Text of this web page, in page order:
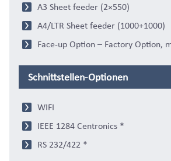
A3 Sheet feeder (2×550)
A4/LTR Sheet feeder (1000+1000)
Face-up Option – Factory Option,
Schnittstellen-Optionen
WIFI
IEEE 1284 Centronics *
RS 232/422 *